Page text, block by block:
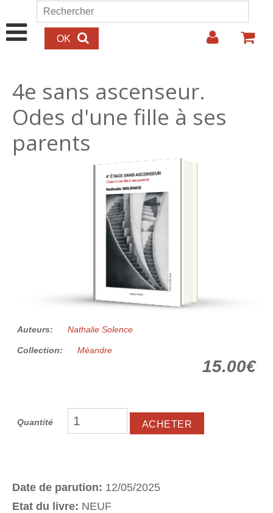
Aller au contenu principal
Formulaire de recherche
Rechercher
4e sans ascenseur.
Odes d'une fille à ses
parents
15.00€
Auteurs: Nathalie Solence
Collection: Méandre
15.00€
Quantité
Date de parution: 12/05/2025
Etat du livre: NEUF